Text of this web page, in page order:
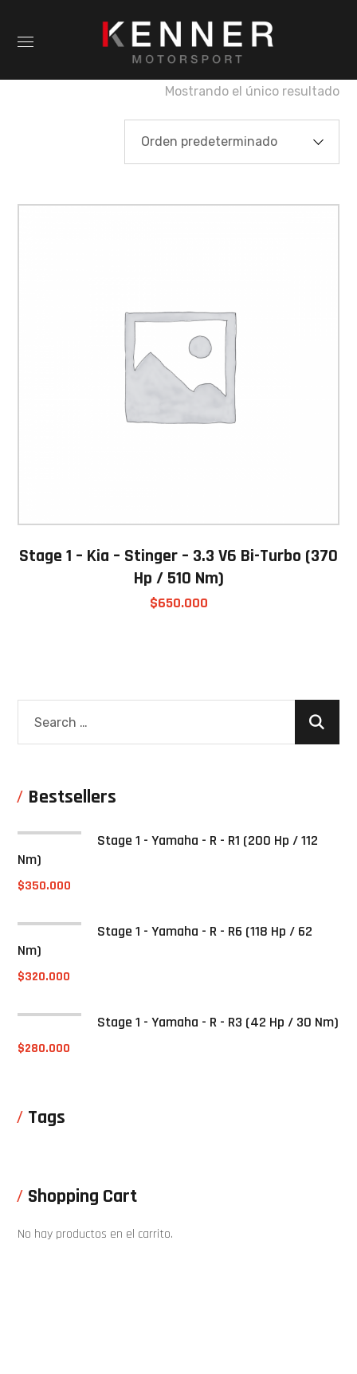
Mostrando el único resultado
Stage 1 – Kia – Stinger – 3.3 V6 Bi-Turbo (370
Hp / 510 Nm)
$650.000
Bestsellers
Stage 1 - Yamaha - R - R1 (200 Hp / 112
Nm)
$350.000
Stage 1 - Yamaha - R - R6 (118 Hp / 62
Nm)
$320.000
Stage 1 - Yamaha - R - R3 (42 Hp / 30 Nm)
$280.000
Tags
Shopping Cart
No hay productos en el carrito.